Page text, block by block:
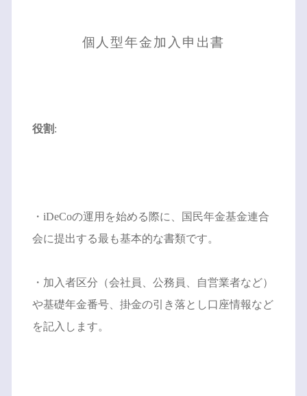
個人型年金加入申出書
役割:
・iDeCoの運用を始める際に、国民年金基金連合
会に提出する最も基本的な書類です。
・加入者区分（会社員、公務員、自営業者など）
や基礎年金番号、掛金の引き落とし口座情報など
を記入します。